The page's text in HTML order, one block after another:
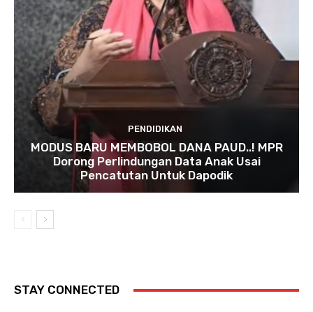
PENDIDIKAN
MODUS BARU MEMBOBOL DANA PAUD..! MPR
Dorong Perlindungan Data Anak Usai
Pencatutan Untuk Dapodik
STAY CONNECTED